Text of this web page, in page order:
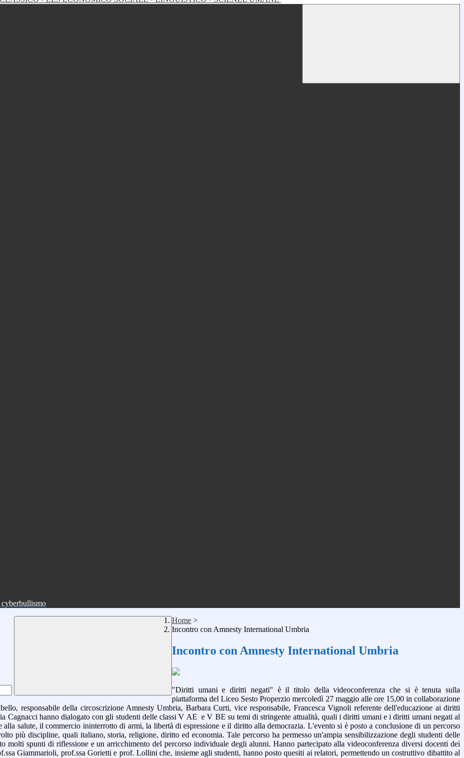
Home >
Incontro con Amnesty International Umbria
Incontro con Amnesty International Umbria
"Diritti umani e diritti negati" è il titolo della videoconferenza che si è tenuta sulla
piattaforma del Liceo Sesto Properzio mercoledì 27 maggio alle ore 15,00 in collaborazione
responsabile della circoscrizione Amnesty Umbria, Barbara Curti, vice responsabile, Francesca Vignoli referente dell'educazione ai diritti
Cagnacci hanno dialogato con gli studenti delle classi V AE e V BE su temi di stringente attualità, quali i diritti umani e i diritti umani negati al
salute, il commercio ininterrotto di armi, la libertà di espressione e il diritto alla democrazia. L'evento si è posto a conclusione di un percorso
più discipline, quali italiano, storia, religione, diritto ed economia. Tale percorso ha permesso un'ampia sensibilizzazione degli studenti delle
molti spunti di riflessione e un arricchimento del percorso individuale degli alunni. Hanno partecipato alla videoconferenza diversi docenti dei
Giammarioli, prof.ssa Gorietti e prof. Lollini che, insieme agli studenti, hanno posto quesiti ai relatori, permettendo un costruttivo dibattito al